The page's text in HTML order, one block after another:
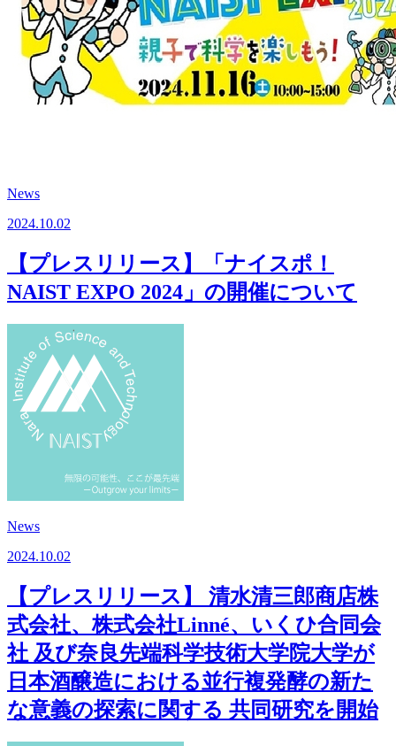
News
2024.10.02
【プレスリリース】「ナイスポ！
NAIST EXPO 2024」の開催について
News
2024.10.02
【プレスリリース】 清水清三郎商店株
式会社、株式会社Linné、いくひ合同会
社 及び奈良先端科学技術大学院大学が
日本酒醸造における並行複発酵の新た
な意義の探索に関する 共同研究を開始